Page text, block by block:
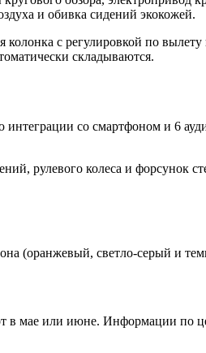
и обивка сидений экокожей.
с регулировкой по
складываются.
со смартфоном и 6
рулевого колеса и форсунок
(оранжевый, светло-серый и
мае или июне. Информации по